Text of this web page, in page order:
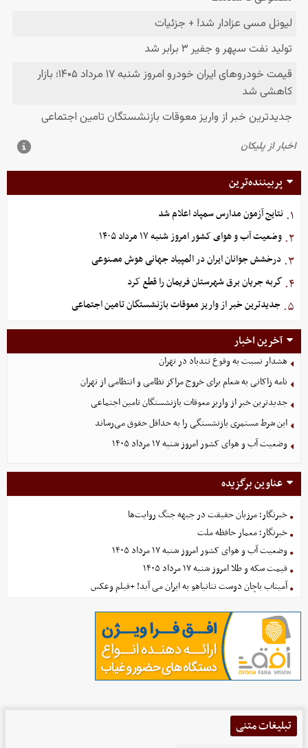
پربیننده‌ترین
۱. نتایج آزمون مدارس سمپاد اعلام شد
۲. وضعیت آب و هوای کشور امروز شنبه ۱۷ مرداد ۱۴۰۵
۳. درخشش جوانان ایران در المپیاد جهانی هوش مصنوعی
۴. گربه جریان برق شهرستان فریمان را قطع کرد
۵. جدیدترین خبر از واریز معوقات بازنشستگان تامین اجتماعی
آخرین اخبار
هشدار نسبت به وقوع تندباد در تهران
نامه زاکانی به شعام برای خروج مراکز نظامی و انتظامی از تهران
جدیدترین خبر از واریز معوقات بازنشستگان تامین اجتماعی
این شرط مستمری بازنشستگی را به حداقل حقوق می‌رساند
وضعیت آب و هوای کشور امروز شنبه ۱۷ مرداد ۱۴۰۵
عناوین برگزیده
خبرنگار؛ مرزبان حقیقت در جبهه جنگ روایت‌ها
خبرنگار؛ معمار حافظه ملت
وضعیت آب و هوای کشور امروز شنبه ۱۷ مرداد ۱۴۰۵
قیمت سکه و طلا امروز شنبه ۱۷ مرداد ۱۴۰۵
آمیتاب باچان دوست نتانیاهو به ایران می آید! +فیلم وعکس
تبلیغات متنی